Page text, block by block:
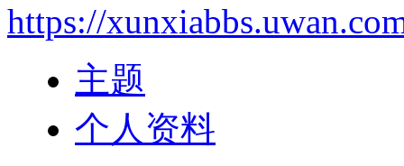
https://
主题
个人资料